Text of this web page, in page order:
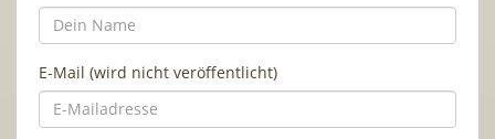
E-Mail (wird nicht veröffentlicht)